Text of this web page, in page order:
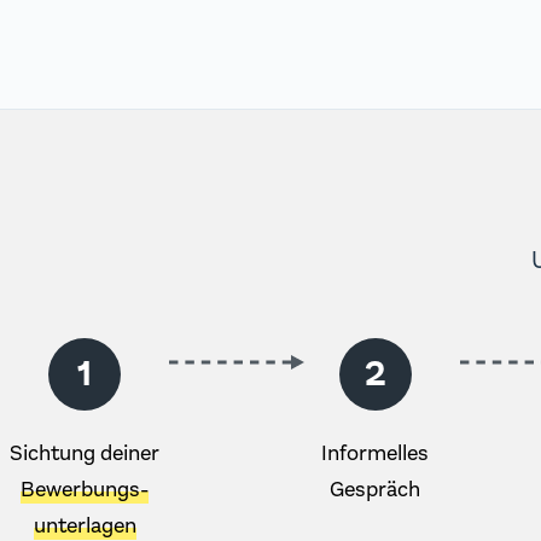
Cookies erfahren wir, welche unserer Werbungen deinen
wir, dass wir dir ständig die gleiche oder einfach langweilige
1
Sichtung deiner
Bewerbungs-
unterlagen
2
Informelles
Gespräch